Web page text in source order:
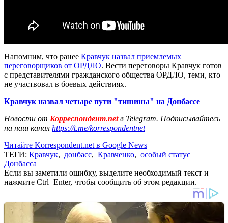
Напомним, что ранее Кравчук назвал приемлемых
переговорщиков от ОРДЛО. Вести переговоры Кравчук готов
с представителями гражданского общества ОРДЛО, теми, кто
не участвовал в боевых действиях.
Кравчук назвал четыре пути "тишины" на Донбассе
Новости от Корреспондент.netв Telegram. Подписывайтесь
на наш канал https://t.me/korrespondentnet
Читайте Korrespondent.net в Google News
ТЕГИ: Кравчук, донбасс, Кравченко, особый статус
Донбасса
Если вы заметили ошибку, выделите необходимый текст и
нажмите Ctrl+Enter, чтобы сообщить об этом редакции.